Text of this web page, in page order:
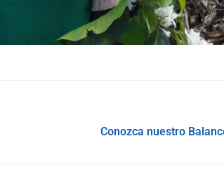
PublicaciónConozca nuestro